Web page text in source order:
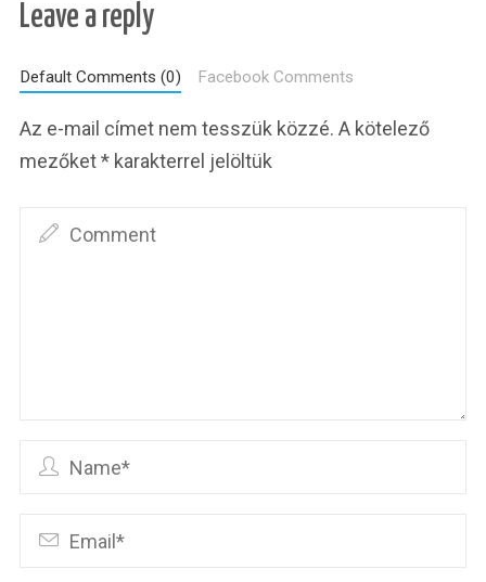
Leave a reply
Default Comments (0) Facebook Comments
Az e-mail címet nem tesszük közzé. A kötelező
mezőket* karakterrel jelöltük